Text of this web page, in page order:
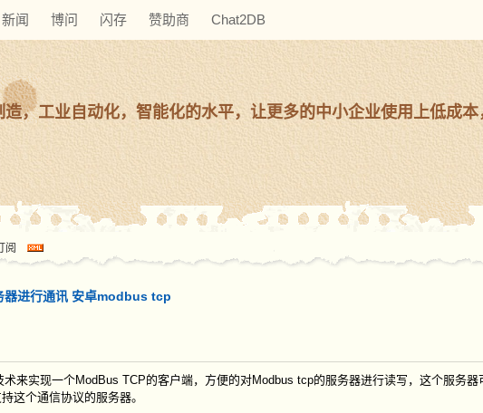
新闻 博问 闪存 赞助商 Chat2DB
，工业自动化，智能化的水平，让更多的中小企业使用上低成
阅
进行通讯 安卓modbus tcp
来实现一个ModBus TCP的客户端，方便的对Modbus tcp的服务器进行读写，这个服务
这个通信协议的服务器。